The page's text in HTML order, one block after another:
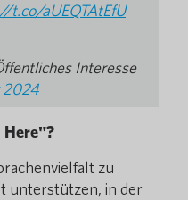
t.co/aUEQTAtEfU
Interesse
2024
Here"?
zu
unterstützen, in der